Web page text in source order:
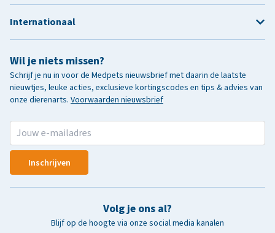
Wil je niets missen?
Schrijf je nu in voor de Medpets nieuwsbrief met daarin de laatste
nieuwtjes, leuke acties, exclusieve kortingscodes en tips & advies van
onze dierenarts. Voorwaarden nieuwsbrief
Inschrijven
Volg je ons al?
Blijf op de hoogte via onze social media kanalen
Internationaal